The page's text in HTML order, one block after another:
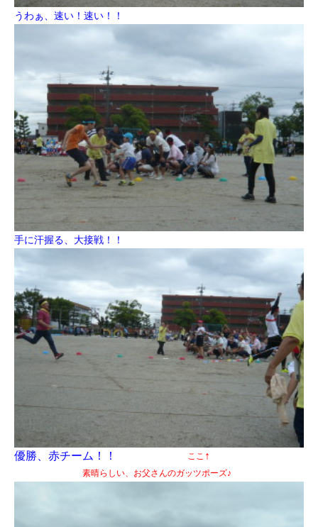
うわぁ、速い！速い！！
手に汗握る、大接戦！！
優勝、赤チーム！！ ここ ↑
素晴らしい、お父さんのガッツポーズ♪